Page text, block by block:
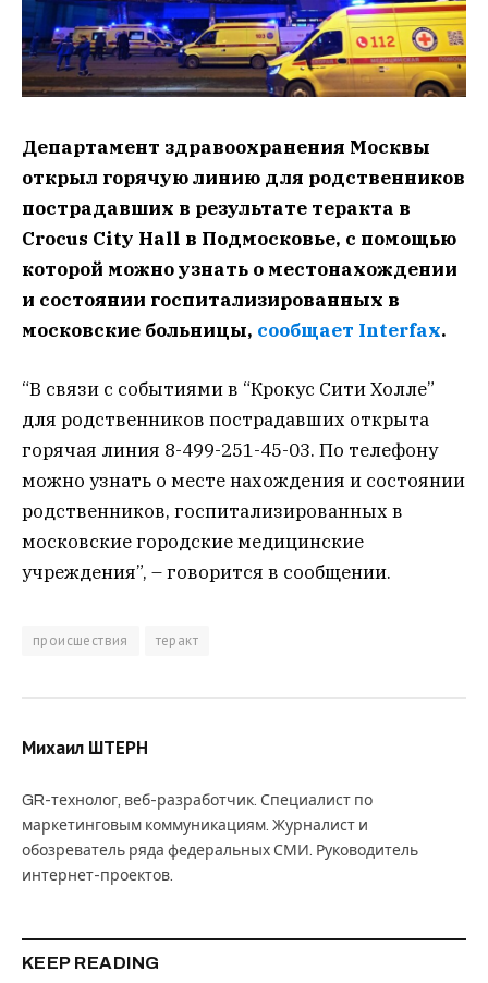
Департамент здравоохранения Москвы
открыл горячую линию для родственников
пострадавших в результате теракта в
Crocus City Hall в Подмосковье, с помощью
которой можно узнать о местонахождении
и состоянии госпитализированных в
московские больницы, сообщает Interfax.
“В связи с событиями в “Крокус Сити Холле”
для родственников пострадавших открыта
горячая линия 8-499-251-45-03. По телефону
можно узнать о месте нахождения и состоянии
родственников, госпитализированных в
московские городские медицинские
учреждения”, – говорится в сообщении.
происшествия теракт
Михаил ШТЕРН
GR-технолог, веб-разработчик. Специалист по
маркетинговым коммуникациям. Журналист и
обозреватель ряда федеральных СМИ. Руководитель
интернет-проектов.
KEEP READING